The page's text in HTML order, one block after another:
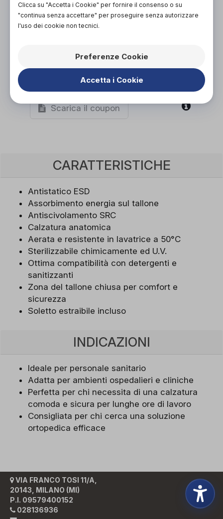
Organizza prova in negozio
Scarica il coupon
CARATTERISTICHE
Antistatico ESD
Assorbimento energia sul tallone
Antiscivolamento SRC
Calzatura anatomica
Aerata e resistente in lavatrice a 50°C
Sterilizzabile chimicamente ed U.V.
Ottima compatibilità con detergenti e
sanitizzanti
Zona del tallone chiusa per comfort e
sicurezza
Soletto estraibile incluso
INDICAZIONI
Ideale per personale sanitario
Adatta per ambienti ospedalieri e cliniche
Perfetta per chi necessita di una calzatura
comoda e sicura per lunghe ore di lavoro
Consigliata per chi cerca una soluzione
ortopedica efficace
VIA FRANCO TOSI 11/A,
20143, MILANO (MI)
P.I. 09579400152
028136936
Clicca su "Accetta i Cookie" per fornire il consenso o su
"continua senza accettare" per proseguire senza autorizzare
l'uso dei cookie non tecnici.
Preferenze Cookie
Accetta i Cookie